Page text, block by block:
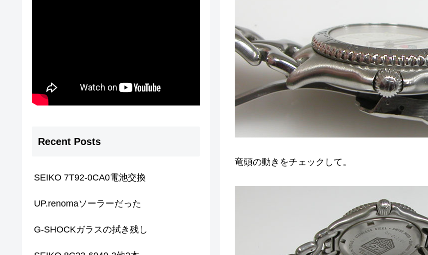
竜頭の動きをチェックして。
Recent Posts
SEIKO 7T92-0CA0電池交換
UP.renomaソーラーだった
G-SHOCKガラスの拭き残し